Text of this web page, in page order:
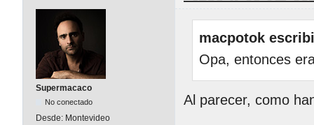
Supermacaco
No conectado
Desde: Montevideo
macpotok
Opa, entonces
Al parecer, como